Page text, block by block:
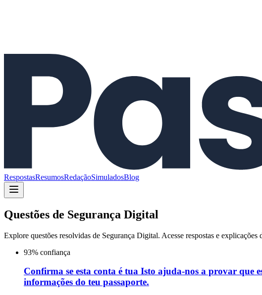
RespostasResumosRedaçãoSimuladosBlog
Questões de Segurança Digital
Explore questões resolvidas de Segurança Digital. Acesse respostas e explicações
93% confiança
Confirma se esta conta é tua Isto ajuda-nos a provar que
informações do teu passaporte.